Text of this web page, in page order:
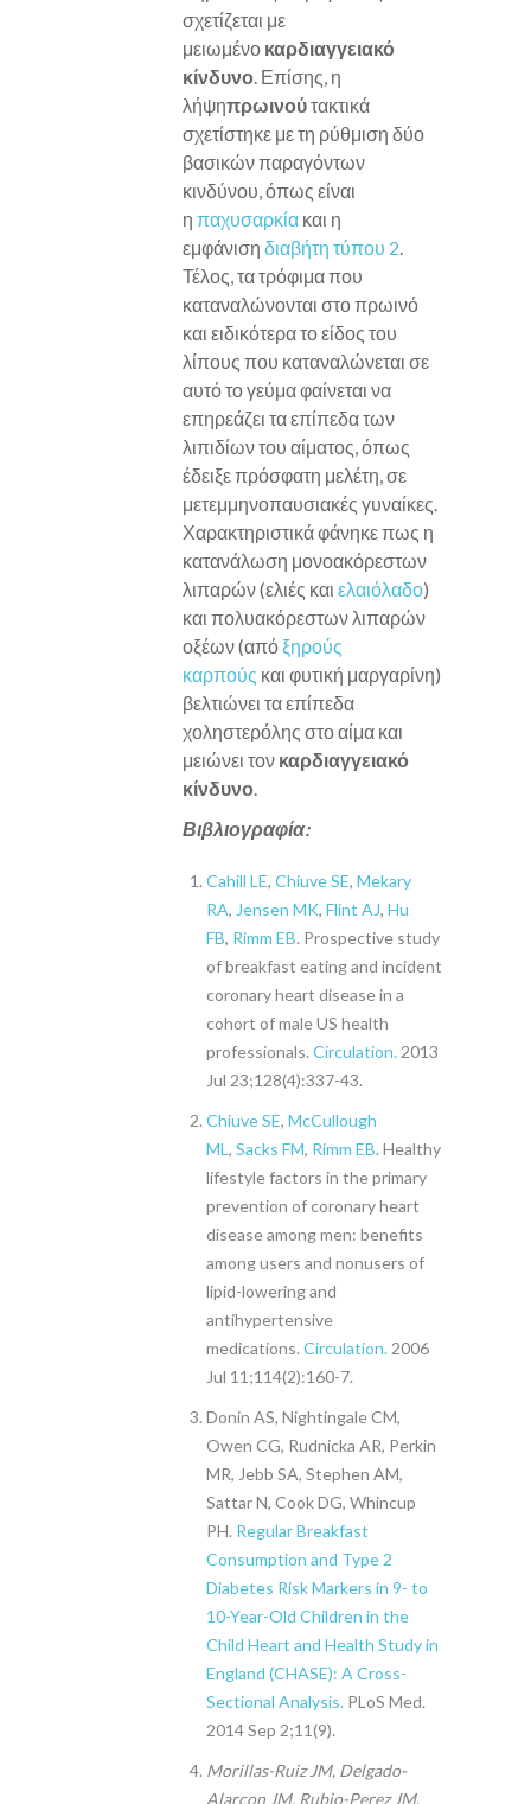
σχετίζεται με
μειωμένο καρδιαγγειακό
κίνδυνο. Επίσης, η
λήψηπρωινούτακτικά
σχετίστηκε με τη ρύθμιση δύο
βασικών παραγόντων
κινδύνου, όπως είναι
η παχυσαρκία και η
εμφάνιση διαβήτη τύπου 2.
Τέλος, τα τρόφιμα που
καταναλώνονται στο πρωινό
και ειδικότερα το είδος του
λίπους που καταναλώνεται σε
αυτό το γεύμα φαίνεται να
επηρεάζει τα επίπεδα των
λιπιδίων του αίματος, όπως
έδειξε πρόσφατη μελέτη, σε
μετεμμηνοπαυσιακές γυναίκες.
Χαρακτηριστικά φάνηκε πως η
κατανάλωση μονοακόρεστων
λιπαρών (ελιές και ελαιόλαδο)
και πολυακόρεστων λιπαρών
οξέων (απόξηρούς
καρπούς και φυτική μαργαρίνη)
βελτιώνει τα επίπεδα
χοληστερόλης στο αίμα και
μειώνει τον καρδιαγγειακό
κίνδυνο.
Βιβλιογραφία:
Cahill LE, Chiuve SE, Mekary
RA, Jensen MK, Flint AJ, Hu
FB, Rimm EB. Prospective study
of breakfast eating and incident
coronary heart disease in a
cohort of male US health
professionals. Circulation. 2013
Jul 23;128(4):337-43.
Chiuve SE, McCullough
ML , Sacks FM, Rimm EB. Healthy
lifestyle factors in the primary
prevention of coronary heart
disease among men: benefits
among users and nonusers of
lipid-lowering and
antihypertensive
medications. Circulation. 2006
Jul 11;114(2):160-7.
Donin AS, Nightingale CM,
Owen CG, Rudnicka AR, Perkin
MR, Jebb SA, Stephen AM,
Sattar N, Cook DG, Whincup
PH. Regular Breakfast
Consumption and Type 2
Diabetes Risk Markers in 9- to
10-Year-Old Children in the
Child Heart and Health Study in
England (CHASE): A Cross-
Sectional Analysis. PLoS Med.
2014 Sep 2;11(9).
Morillas-Ruiz JM, Delgado-
Alarcon JM, Rubio-Perez JM,